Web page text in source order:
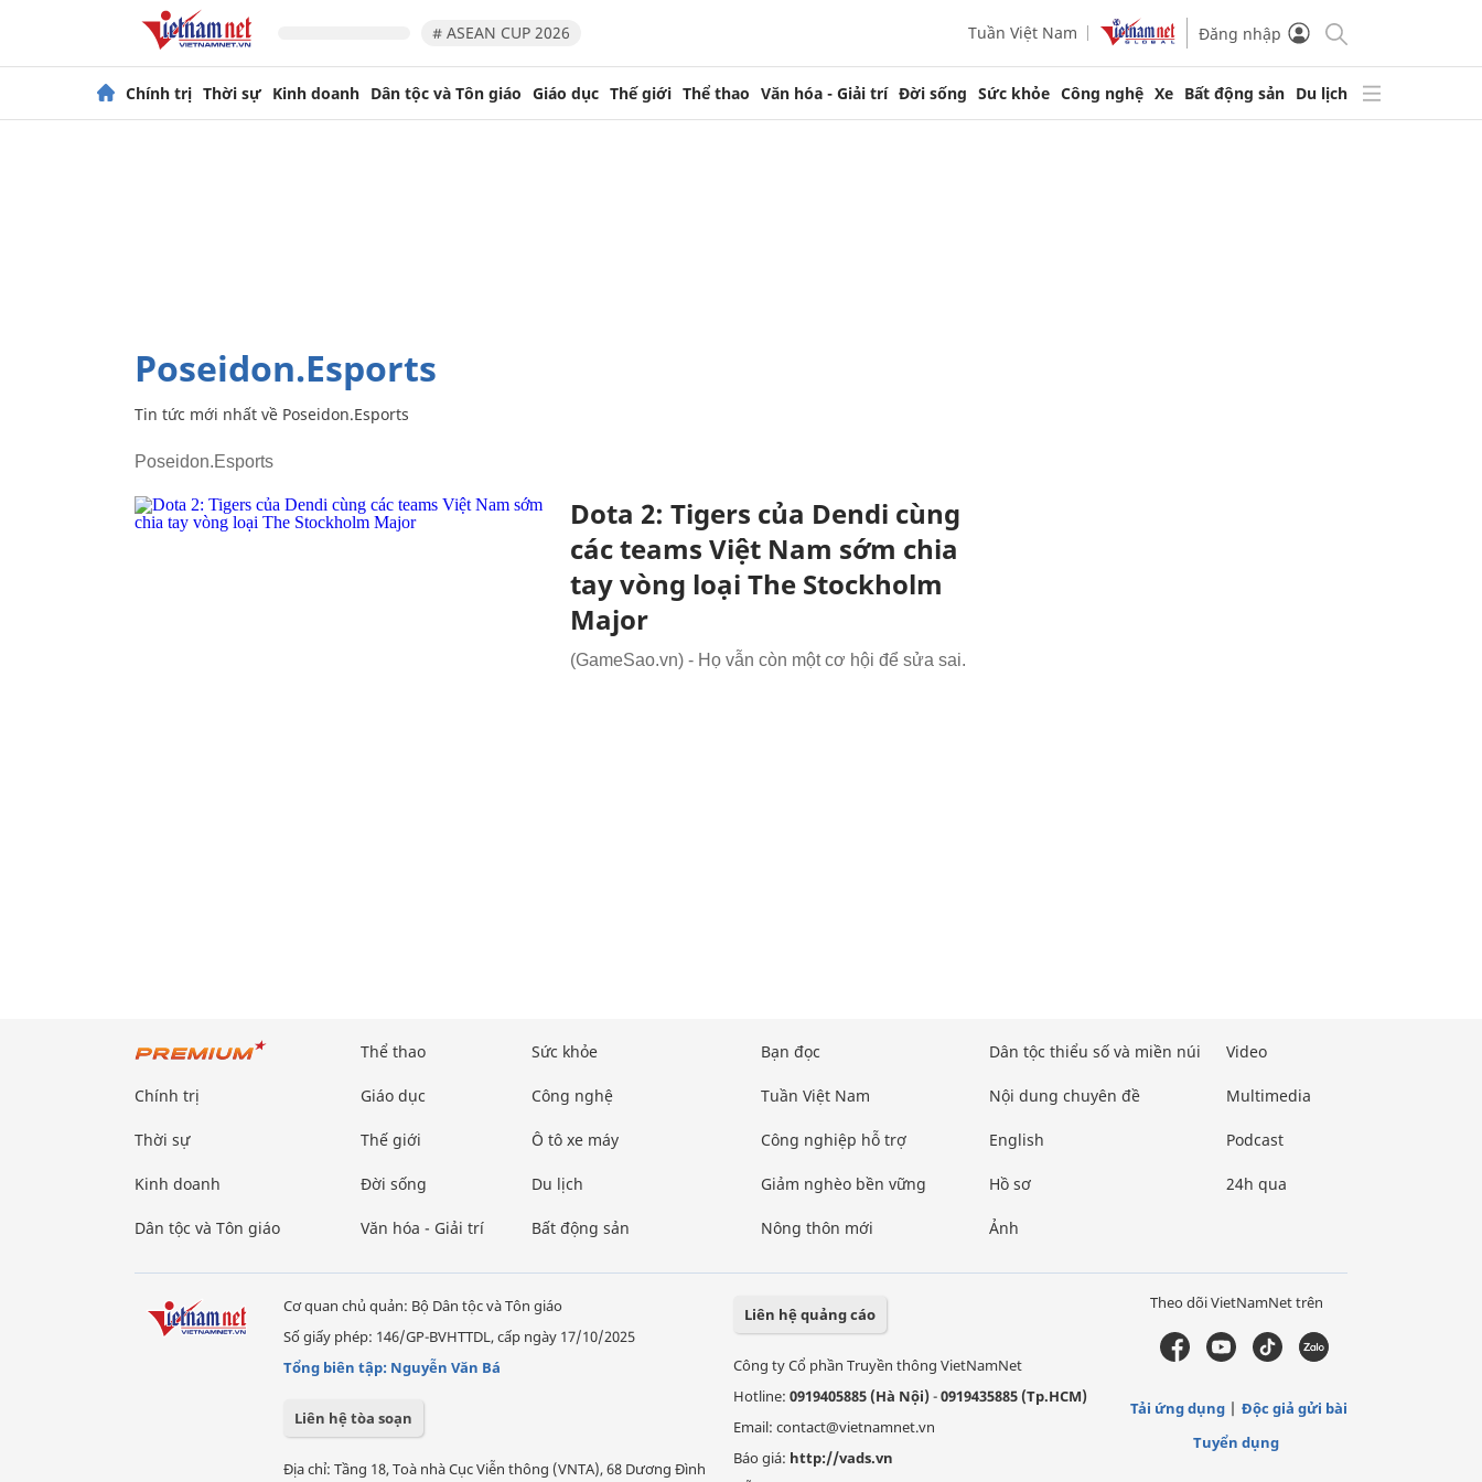
# ASEAN CUP 2026 Tuần Việt Nam Đăng nhập
Chính trị Thời sự Kinh doanh Dân tộc và Tôn giáo Giáo dục Thế giới Thể thao Văn hóa - Giải trí Đời sống Sức khỏe Công nghệ Xe Bất động sản Du lịch
Poseidon.Esports
Tin tức mới nhất về Poseidon.Esports
Poseidon.Esports
Dota 2: Tigers của Dendi cùng
các teams Việt Nam sớm chia
tay vòng loại The Stockholm
Major
(GameSao.vn) - Họ vẫn còn một cơ hội để sửa sai.
Chính trị
Thời sự
Kinh doanh
Dân tộc và Tôn giáo
Thể thao
Giáo dục
Thế giới
Đời sống
Văn hóa - Giải trí
Sức khỏe
Công nghệ
Ô tô xe máy
Du lịch
Bất động sản
Bạn đọc
Tuần Việt Nam
Công nghiệp hỗ trợ
Giảm nghèo bền vững
Nông thôn mới
Dân tộc thiểu số và miền núi
Nội dung chuyên đề
English
Hồ sơ
Ảnh
Video
Multimedia
Podcast
24h qua
Cơ quan chủ quản: Bộ Dân tộc và Tôn giáo
Số giấy phép: 146/GP-BVHTTDL, cấp ngày 17/10/2025
Tổng biên tập: Nguyễn Văn Bá
Liên hệ tòa soạn
Địa chỉ: Tầng 18, Toà nhà Cục Viễn thông (VNTA), 68 Dương Đình
Liên hệ quảng cáo
Công ty Cổ phần Truyền thông VietNamNet
Hotline: 0919405885 (Hà Nội)-0919435885 (Tp.HCM)
Email: contact@vietnamnet.vn
Báo giá: http://vads.vn
Theo dõi VietNamNet trên
Tải ứng dụng
Độc giả gửi bài
Tuyển dụng